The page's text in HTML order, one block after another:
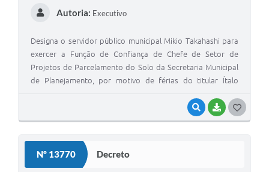
VISUALIZAR
BAIXAR
Autoria: Executivo
Designa o servidor público municipal Mikio Takahashi para
exercer a Função de Confiança de Chefe de Setor de
Projetos de Parcelamento do Solo da Secretaria Municipal
de Planejamento, por motivo de férias do titular Ítalo
Nº 13770 Decreto